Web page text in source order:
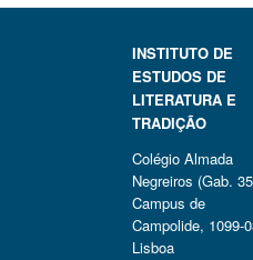
INSTITUTO DE
ESTUDOS DE
LITERATURA E
TRADIÇÃO
Colégio Almada
Negreiros (Gab.
Campus de
Campolide, 1099-
Lisboa